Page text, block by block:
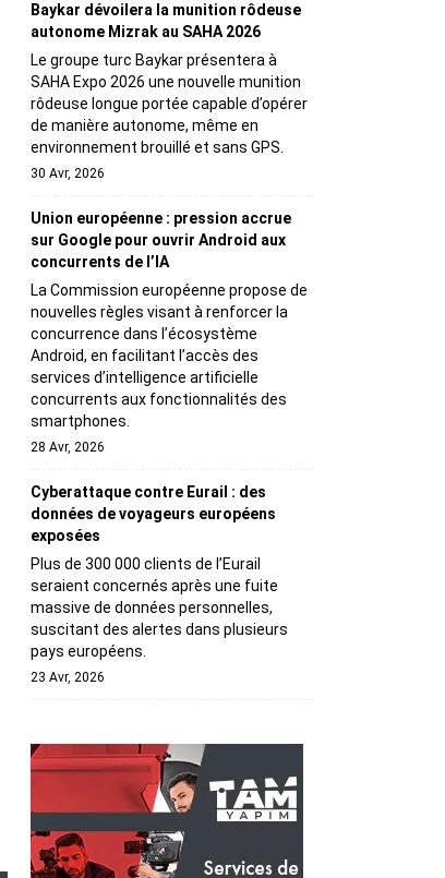
Baykar dévoilera la munition rôdeuse
autonome Mizrak au SAHA 2026
Le groupe turc Baykar présentera à
SAHA Expo 2026 une nouvelle munition
rôdeuse longue portée capable d’opérer
de manière autonome, même en
environnement brouillé et sans GPS.
30 Avr, 2026
Union européenne : pression accrue
sur Google pour ouvrir Android aux
concurrents de l’IA
La Commission européenne propose de
nouvelles règles visant à renforcer la
concurrence dans l’écosystème
Android, en facilitant l’accès des
services d’intelligence artificielle
concurrents aux fonctionnalités des
smartphones.
28 Avr, 2026
Cyberattaque contre Eurail : des
données de voyageurs européens
exposées
Plus de 300 000 clients de l’Eurail
seraient concernés après une fuite
massive de données personnelles,
suscitant des alertes dans plusieurs
pays européens.
23 Avr, 2026